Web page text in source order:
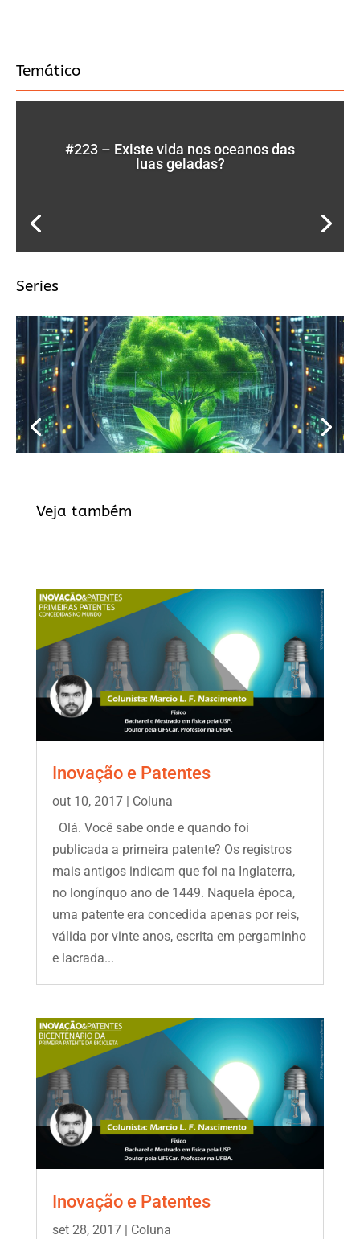
Temático
#223 – Existe vida nos oceanos das
luas geladas?
Series
Veja também
Inovação e Patentes
out 10, 2017| Coluna
Olá. Você sabe onde e quando foi
publicada a primeira patente? Os registros
mais antigos indicam que foi na Inglaterra,
no longínquo ano de 1449. Naquela época,
uma patente era concedida apenas por reis,
válida por vinte anos, escrita em pergaminho
e lacrada...
Inovação e Patentes
set 28, 2017| Coluna